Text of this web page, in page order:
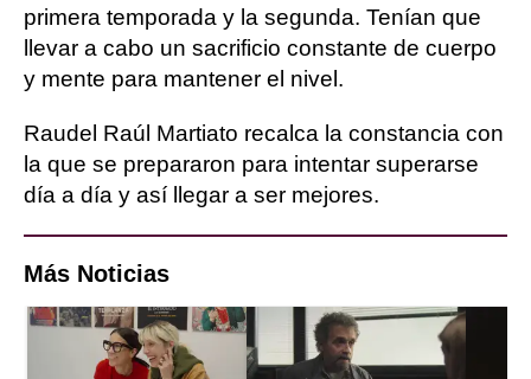
primera temporada y la segunda. Tenían que
llevar a cabo un sacrificio constante de cuerpo
y mente para mantener el nivel.
Raudel Raúl Martiato recalca la constancia con
la que se prepararon para intentar superarse
día a día y así llegar a ser mejores.
Más Noticias